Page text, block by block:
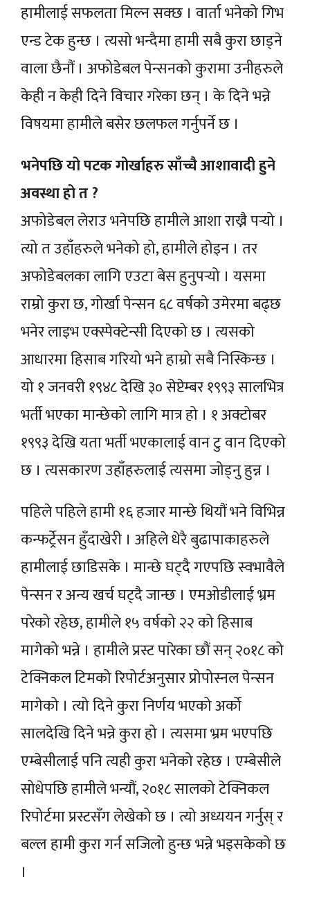
हामीलाई सफलता मिल्न सक्छ । वार्ता भनेको गिभ
एन्ड टेक हुन्छ । त्यसो भन्दैमा हामी सबै कुरा छाड्ने
वाला छैनौं । अफोडेबल पेन्सनको कुरामा उनीहरुले
केही न केही दिने विचार गरेका छन् । के दिने भन्ने
विषयमा हामीले बसेर छलफल गर्नुपर्ने छ ।
भनेपछि यो पटक गोर्खाहरु साँच्चै आशावादी हुने
अवस्था हो त ?
अफोडेबल लेराउ भनेपछि हामीले आशा राख्नै पर्‍यो ।
त्यो त उहाँहरुले भनेको हो, हामीले होइन । तर
अफोडेबलका लागि एउटा बेस हुनुपर्‍यो । यसमा
राम्रो कुरा छ, गोर्खा पेन्सन ६८ वर्षको उमेरमा बढ्छ
भनेर लाइभ एक्स्पेक्टेन्सी दिएको छ । त्यसको
आधारमा हिसाब गरियो भने हाम्रो सबै निस्किन्छ ।
यो १ जनवरी १९४८ देखि ३० सेप्टेम्बर १९९३ सालभित्र
भर्ती भएका मान्छेको लागि मात्र हो । १ अक्टोबर
१९९३ देखि यता भर्ती भएकालाई वान टु वान दिएको
छ । त्यसकारण उहाँहरुलाई त्यसमा जोड्नु हुन्न ।
पहिले पहिले हामी १६ हजार मान्छे थियौं भने विभिन्न
कन्फर्ट्रेसन हुँदाखेरी । अहिले धेरै बुढापाकाहरुले
हामीलाई छाडिसके । मान्छे घट्दै गएपछि स्वभावैले
पेन्सन र अन्य खर्च घट्दै जान्छ । एमओडीलाई भ्रम
परेको रहेछ, हामीले १५ वर्षको २२ को हिसाब
मागेको भन्ने । हामीले प्रस्ट पारेका छौं सन् २०१८ को
टेक्निकल टिमको रिपोर्टअनुसार प्रोपोस्नल पेन्सन
मागेको । त्यो दिने कुरा निर्णय भएको अर्को
सालदेखि दिने भन्ने कुरा हो । त्यसमा भ्रम भएपछि
एम्बेसीलाई पनि त्यही कुरा भनेको रहेछ । एम्बेसीले
सोधेपछि हामीले भन्यौं, २०१८ सालको टेक्निकल
रिपोर्टमा प्रस्टसँग लेखेको छ । त्यो अध्ययन गर्नुस् र
बल्ल हामी कुरा गर्न सजिलो हुन्छ भन्ने भइसकेको छ
।